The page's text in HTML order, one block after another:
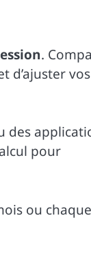
.
d’ajuster vos
des
pour
ou